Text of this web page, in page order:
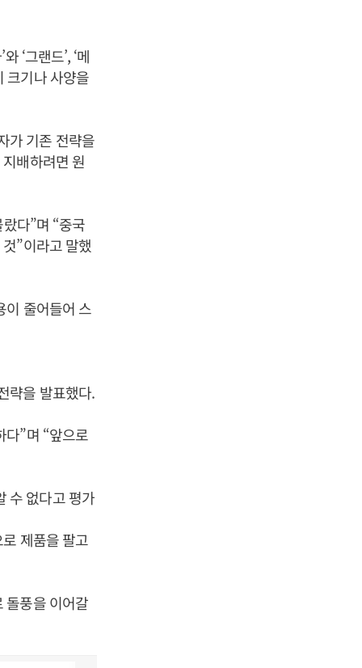
‘그랜드’, ‘메
크기나 사양을
가 기존 전략을
배하려면 원
다”며 “중국
”이라고 말했
이 줄어들어 스
략을 발표했다.
다”며 “앞으로
수 없다고 평가
제품을 팔고
돌풍을 이어갈